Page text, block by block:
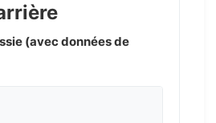
(avec données de